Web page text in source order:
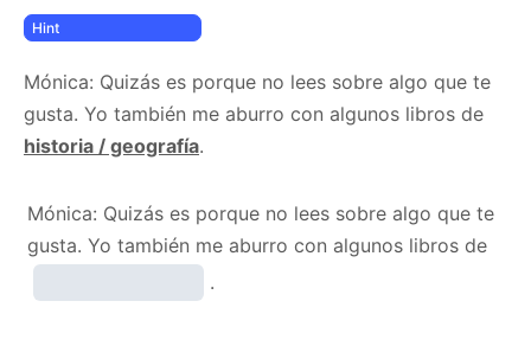
Mónica: Quizás es porque no lees sobre algo que te
gusta. Yo también me aburro con algunos libros de
historia / geografía.
Mónica: Quizás es porque no lees sobre algo que te
gusta. Yo también me aburro con algunos libros de
.